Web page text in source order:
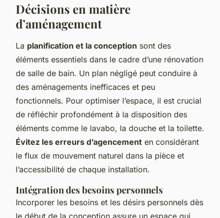
Décisions en matière
d’aménagement
La planification et la conception sont des
éléments essentiels dans le cadre d’une rénovation
de salle de bain. Un plan négligé peut conduire à
des aménagements inefficaces et peu
fonctionnels. Pour optimiser l’espace, il est crucial
de réfléchir profondément à la disposition des
éléments comme le lavabo, la douche et la toilette.
Évitez les erreurs d’agencement en considérant
le flux de mouvement naturel dans la pièce et
l’accessibilité de chaque installation.
Intégration des besoins personnels
Incorporer les besoins et les désirs personnels dès
le début de la conception assure un espace qui